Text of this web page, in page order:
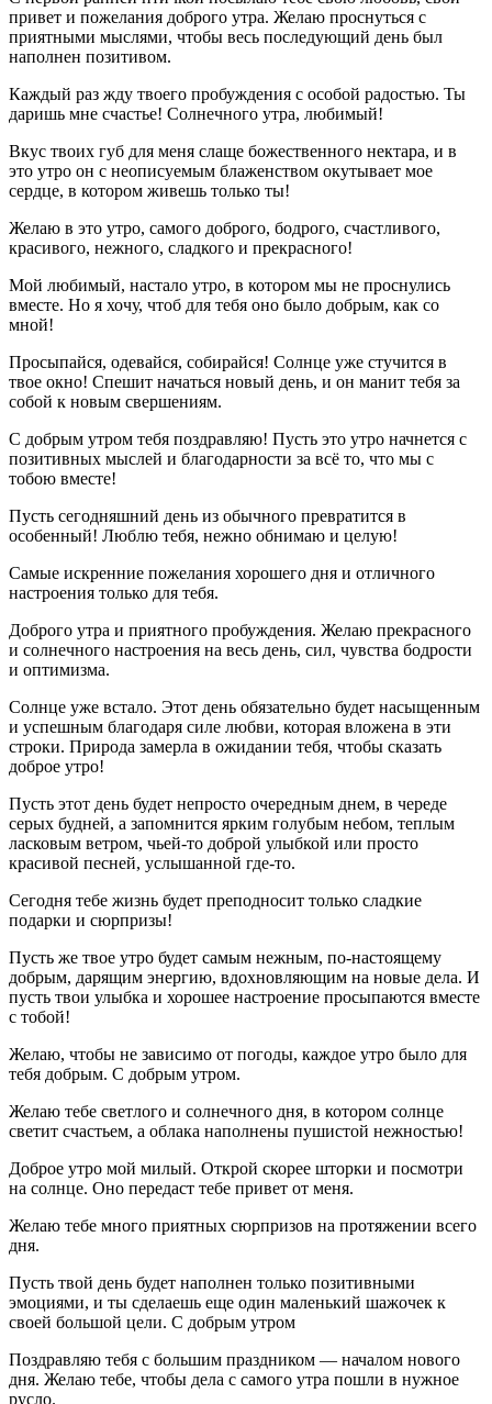
привет и пожелания доброго утра. Желаю проснуться с
приятными мыслями, чтобы весь последующий день был
наполнен позитивом.
Каждый раз жду твоего пробуждения с особой радостью. Ты
даришь мне счастье! Солнечного утра, любимый!
Вкус твоих губ для меня слаще божественного нектара, и в
это утро он с неописуемым блаженством окутывает мое
сердце, в котором живешь только ты!
Желаю в это утро, самого доброго, бодрого, счастливого,
красивого, нежного, сладкого и прекрасного!
Мой любимый, настало утро, в котором мы не проснулись
вместе. Но я хочу, чтоб для тебя оно было добрым, как со
мной!
Просыпайся, одевайся, собирайся! Солнце уже стучится в
твое окно! Спешит начаться новый день, и он манит тебя за
собой к новым свершениям.
С добрым утром тебя поздравляю! Пусть это утро начнется с
позитивных мыслей и благодарности за всё то, что мы с
тобою вместе!
Пусть сегодняшний день из обычного превратится в
особенный! Люблю тебя, нежно обнимаю и целую!
Самые искренние пожелания хорошего дня и отличного
настроения только для тебя.
Доброго утра и приятного пробуждения. Желаю прекрасного
и солнечного настроения на весь день, сил, чувства бодрости
и оптимизма.
Солнце уже встало. Этот день обязательно будет насыщенным
и успешным благодаря силе любви, которая вложена в эти
строки. Природа замерла в ожидании тебя, чтобы сказать
доброе утро!
Пусть этот день будет непросто очередным днем, в череде
серых будней, а запомнится ярким голубым небом, теплым
ласковым ветром, чьей-то доброй улыбкой или просто
красивой песней, услышанной где-то.
Сегодня тебе жизнь будет преподносит только сладкие
подарки и сюрпризы!
Пусть же твое утро будет самым нежным, по-настоящему
добрым, дарящим энергию, вдохновляющим на новые дела. И
пусть твои улыбка и хорошее настроение просыпаются вместе
с тобой!
Желаю, чтобы не зависимо от погоды, каждое утро было для
тебя добрым. С добрым утром.
Желаю тебе светлого и солнечного дня, в котором солнце
светит счастьем, a облака наполнены пушистой нежностью!
Доброе утро мой милый. Открой скорее шторки и посмотри
на солнце. Оно передаст тебе привет от меня.
Желаю тебе много приятных сюрпризов на протяжении всего
дня.
Пусть твой день будет наполнен только позитивными
эмоциями, и ты сделаешь еще один маленький шажочек к
своей большой цели. С добрым утром
Поздравляю тебя с большим праздником — началом нового
дня. Желаю тебе, чтобы дела с самого утра пошли в нужное
русло.